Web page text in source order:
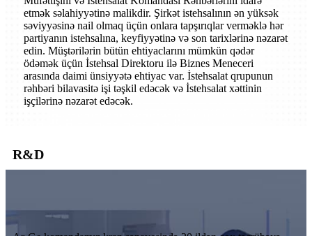
etmək səlahiyyətinə malikdir. Şirkət istehsalının ən yüksək
səviyyəsinə nail olmaq üçün onlara tapşırıqlar verməklə hər
partiyanın istehsalına, keyfiyyətinə və son tarixlərinə nəzarət
edin. Müştərilərin bütün ehtiyaclarını mümkün qədər
ödəmək üçün İstehsal Direktoru ilə Biznes Meneceri
arasında daimi ünsiyyətə ehtiyac var. İstehsalat qrupunun
rəhbəri bilavasitə işi təşkil edəcək və İstehsalat xəttinin
işçilərinə nəzarət edəcək.
R&D